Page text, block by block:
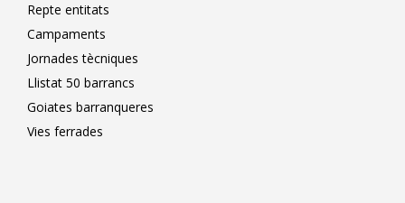
Repte entitats
Campaments
Jornades tècniques
Llistat 50 barrancs
Goiates barranqueres
Vies ferrades